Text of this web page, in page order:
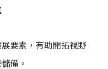
要素，有助開拓視野
備。